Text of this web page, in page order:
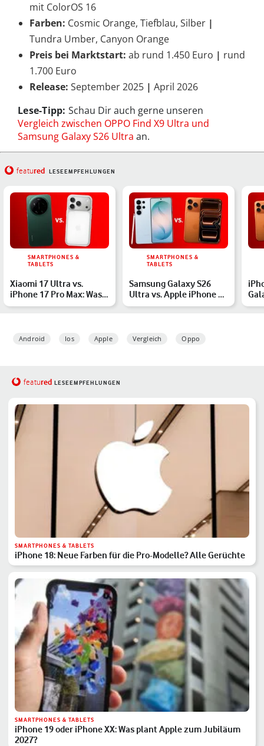
mit ColorOS 16
Farben: Cosmic Orange, Tiefblau, Silber |
Tundra Umber, Canyon Orange
Preis bei Marktstart: ab rund 1.450 Euro | rund
1.700 Euro
Release: September 2025 | April 2026
Lese-Tipp: Schau Dir auch gerne unseren
Vergleich zwischen OPPO Find X9 Ultra und
Samsung Galaxy S26 Ultra an.
featured LESEEMPFEHLUNGEN
SMARTPHONES &
TABLETS
Xiaomi 17 Ultra vs.
iPhone 17 Pro Max: Was
sind die größten Unter…
SMARTPHONES &
TABLETS
Samsung Galaxy S26
Ultra vs. Apple iPhone 17
Pro Max: Die Premium…
Android Ios Apple Vergleich Oppo
featured LESEEMPFEHLUNGEN
SMARTPHONES & TABLETS
iPhone 18: Neue Farben für die Pro-Modelle? Alle Gerüchte
SMARTPHONES & TABLETS
iPhone 19 oder iPhone XX: Was plant Apple zum Jubiläum
2027?